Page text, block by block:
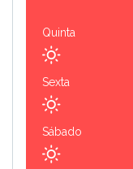
Quinta
Sexta
Sábado